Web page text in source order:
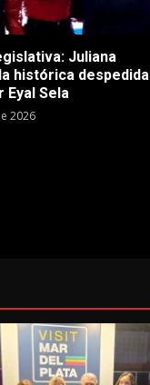
Juliana
histórica despedida
Eyal Sela
2026